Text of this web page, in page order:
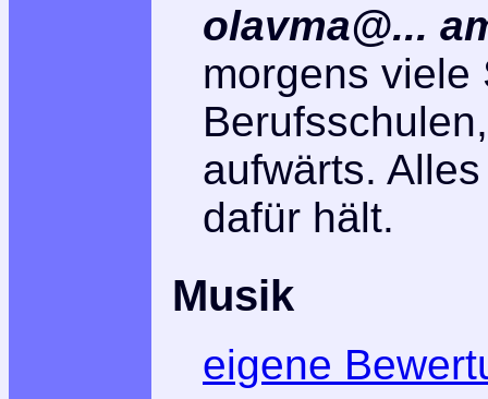
olavma@...
morgens viele
aufwärts.
dafür hält.
Musik
eigene